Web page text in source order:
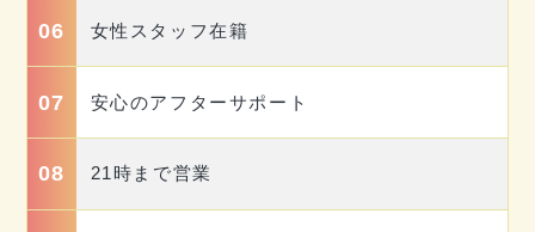
06 女性スタッフ在籍
07 安心のアフターサポート
08 21時まで営業